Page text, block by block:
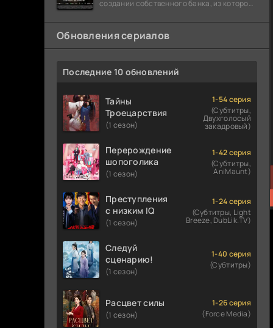
создании собственного банка, из которого
долларов. Однако,
Обновления сериалов
Последние 10 обновлений
Тайны
Троецарствия
(1 сезон)
1-54 серия
(Субтитры,
Двухголосый
закадровый)
Перерождение
шопоголика
(1 сезон)
1-42 серия
(Субтитры,
AniMaunt)
Преступления
с низким IQ
(1 сезон)
1-24 серия
(Субтитры, Light
Breeze, DubLik.TV)
Следуй
сценарию!
(1 сезон)
1-40 серия
(Субтитры)
Расцвет силы
(1 сезон)
1-26 серия
(Force Media)